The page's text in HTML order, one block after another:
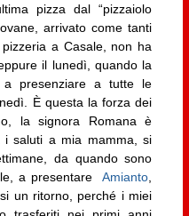
pizza dal “pizzaiolo
arrivato come tanti
a Casale, non ha
il lunedì, quando la
presenziare a tutte le
È questa la forza dei
la signora Romana è
i saluti a mia mamma, si
da quando sono
a presentareAmianto
un ritorno, perché i miei